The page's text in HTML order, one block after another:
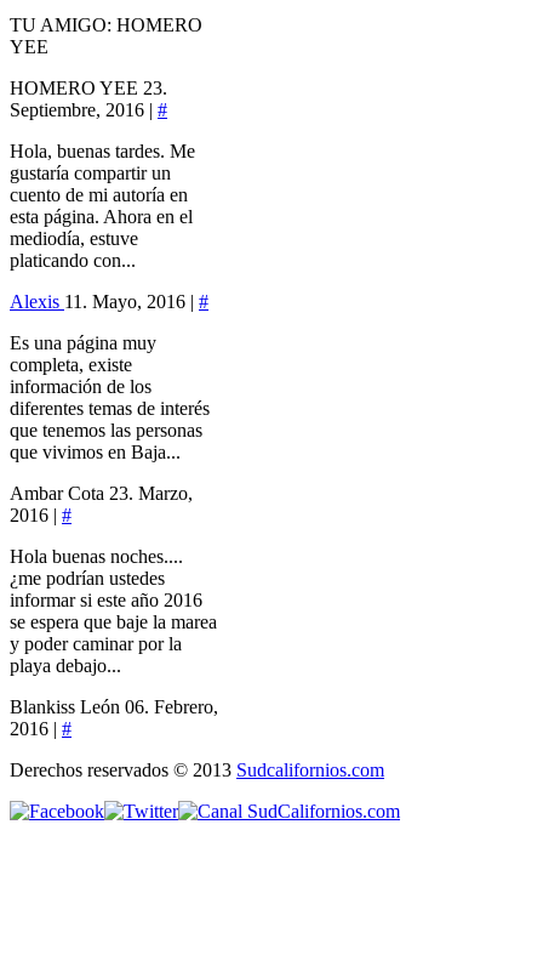
TU AMIGO: HOMERO
YEE
HOMERO YEE 23.
Septiembre, 2016 | #
Hola, buenas tardes. Me
gustaría compartir un
cuento de mi autoría en
esta página. Ahora en el
mediodía, estuve
platicando con...
Alexis 11. Mayo, 2016 | #
Es una página muy
completa, existe
información de los
diferentes temas de interés
que tenemos las personas
que vivimos en Baja...
Ambar Cota 23. Marzo,
2016 | #
Hola buenas noches....
¿me podrían ustedes
informar si este año 2016
se espera que baje la marea
y poder caminar por la
playa debajo...
Blankiss León 06. Febrero,
2016 | #
Derechos reservados © 2013 Sudcalifornios.com